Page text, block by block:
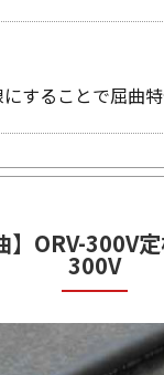
することで屈曲
ORV-300V
300V